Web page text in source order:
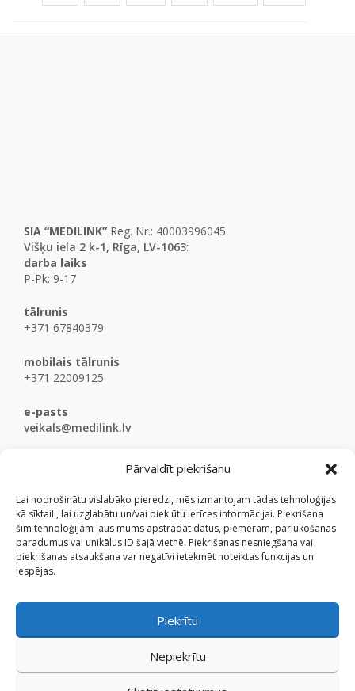
Pārvaldīt piekrišanu
Lai nodrošinātu vislabāko pieredzi, mēs izmantojam tādas tehnoloģijas
kā sīkfaili, lai uzglabātu un/vai piekļūtu ierīces informācijai. Piekrišana
šīm tehnoloģijām ļaus mums apstrādāt datus, piemēram, pārlūkošanas
paradumus vai unikālus ID šajā vietnē. Piekrišanas nesniegšana vai
piekrišanas atsaukšana var negatīvi ietekmēt noteiktas funkcijas un
iespējas.
Piekrītu
Nepiekrītu
SIA “MEDILINK” Reg. Nr.: 40003996045
Višķu iela 2 k-1, Rīga, LV-1063:
darba laiks
P-Pk: 9-17
tālrunis
+371 67840379
mobilais tālrunis
+371 22009125
e-pasts
veikals@medilink.lv